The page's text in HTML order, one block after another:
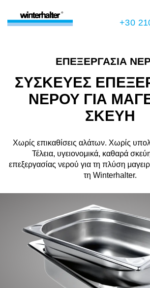
+30
ΕΠΕΞΕΡΓΑΣΙΑ
ΣΥΣΚΕΥΕΣ
ΝΕΡΟΥ ΓΙΑ
ΣΚΕΥΗ
Χωρίς επικαθίσεις αλάτων. Χωρίς
Τέλεια, υγειονομικά, καθαρά
επεξεργασίας νερού για τη πλύση
τη Winterhalter.